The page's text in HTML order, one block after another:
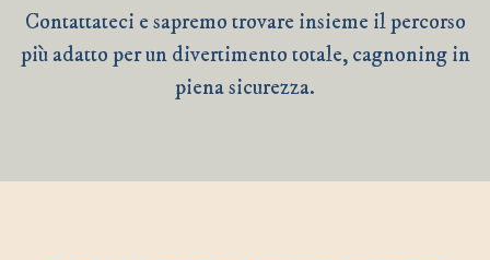
Contattateci e sapremo trovare insieme il percorso
più adatto per un divertimento totale, cagnoning in
piena sicurezza.